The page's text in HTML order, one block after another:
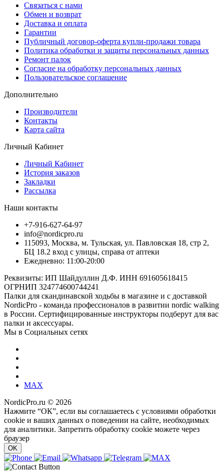
Связаться с нами
Обмен и возврат
Доставка и оплата
Гарантии
Публичный договор-оферта купли-продажи товара
Политика обработки и защиты персональных данных
Ремонт палок
Согласие на обработку персональных данных
Пользовательское соглашение
Дополнительно
Производители
Контакты
Карта сайта
Личный Кабинет
Личный Кабинет
История заказов
Закладки
Рассылка
Наши контакты
+7-916-627-64-97
info@nordicpro.ru
115093, Москва, м. Тульская, ул. Павловская 18, стр 2,
БЦ 18.2 вход с улицы, справа от аптеки
Ежедневно: 11:00-20:00
Реквизиты: ИП Шайдуллин Д.Ф. ИНН 691605618415
ОГРНИП 324774600744241
Палки для скандинавской ходьбы в магазине и с доставкой
NordicPro - команда профессионалов в развитии nordic walking
в России. Сертифицированные инструкторы подберут для вас
палки и аксессуары.
Мы в Социальных сетях
MAX
NordicPro.ru © 2026
Нажмите “ОК”, если вы соглашаетесь с условиями обработки
cookie и ваших данных о поведении на сайте, необходимых
для аналитики. Запретить обработку cookie можете через
браузер
OK